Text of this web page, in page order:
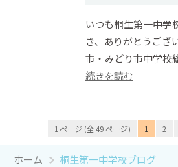
いつも桐生第一中学
き、ありがとうご
市・みどり市中学校
続きを読む
1 ページ (全 49 ページ) 1 2
ホーム 桐生第一中学校ブログ